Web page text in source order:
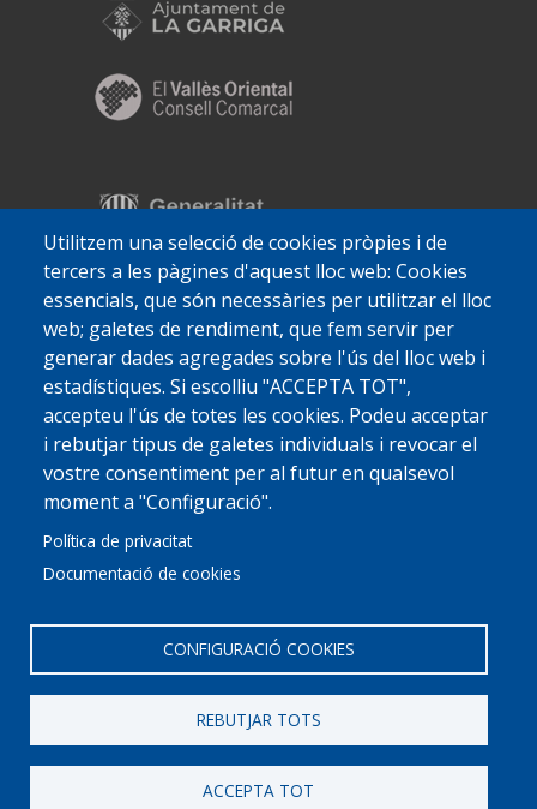
Utilitzem una selecció de cookies pròpies i de
tercers a les pàgines d'aquest lloc web: Cookies
essencials, que són necessàries per utilitzar el lloc
web; galetes de rendiment, que fem servir per
generar dades agregades sobre l'ús del lloc web i
estadístiques. Si escolliu "ACCEPTA TOT",
accepteu l'ús de totes les cookies. Podeu acceptar
i rebutjar tipus de galetes individuals i revocar el
vostre consentiment per al futur en qualsevol
moment a "Configuració".
Política de privacitat
Documentació de cookies
CONFIGURACIÓ COOKIES
REBUTJAR TOTS
ACCEPTA TOT
© 2022 Ajuntament La GarrigaAvis legal
Protecció de dades
Política de CookiesImplementat perPerception